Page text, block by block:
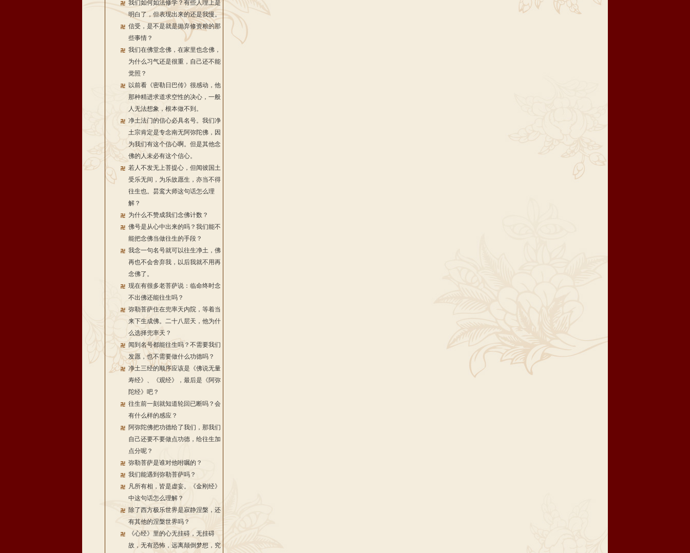
我们如何如法修学？有些人理上是
明白了，但表现出来的还是我慢。
信受，是不是就是抛弃修资粮的那
些事情？
我们在佛堂念佛，在家里也念佛，
为什么习气还是很重，自己还不能
觉照？
以前看《密勒日巴传》很感动，他
那种精进求道求空性的决心，一般
人无法想象，根本做不到。
净土法门的信心必具名号。我们净
土宗肯定是专念南无阿弥陀佛，因
为我们有这个信心啊。但是其他念
佛的人未必有这个信心。
若人不发无上菩提心，但闻彼国土
受乐无间，为乐故愿生，亦当不得
往生也。昙鸾大师这句话怎么理
解？
为什么不赞成我们念佛计数？
佛号是从心中出来的吗？我们能不
能把念佛当做往生的手段？
我念一句名号就可以往生净土，佛
再也不会舍弃我，以后我就不用再
念佛了。
现在有很多老菩萨说：临命终时念
不出佛还能往生吗？
弥勒菩萨住在兜率天内院，等着当
来下生成佛。二十八层天，他为什
么选择兜率天？
闻到名号都能往生吗？不需要我们
发愿，也不需要做什么功德吗？
净土三经的顺序应该是《佛说无量
寿经》、《观经》，最后是《阿弥
陀经》吧？
往生前一刻就知道轮回已断吗？会
有什么样的感应？
阿弥陀佛把功德给了我们，那我们
自己还要不要做点功德，给往生加
点分呢？
弥勒菩萨是谁对他咐嘱的？
我们能遇到弥勒菩萨吗？
凡所有相，皆是虚妄。《金刚经》
中这句话怎么理解？
除了西方极乐世界是寂静涅槃，还
有其他的涅槃世界吗？
《心经》里的心无挂碍，无挂碍
故，无有恐怖，远离颠倒梦想，究